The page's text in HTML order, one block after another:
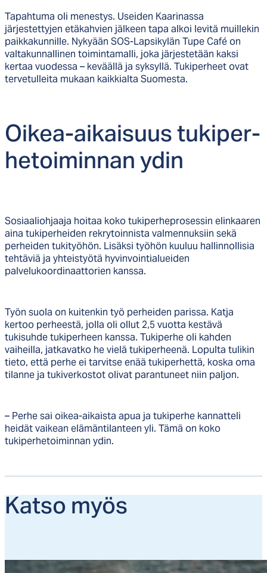
Tapahtuma oli menestys. Useiden Kaarinassa
järjestettyjen etäkahvien jälkeen tapa alkoi levitä muillekin
paikkakunnille. Nykyään SOS-Lapsikylän Tupe Café on
valtakunnallinen toimintamalli, joka järjestetään kaksi
kertaa vuodessa – keväällä ja syksyllä. Tukiperheet ovat
tervetulleita mukaan kaikkialta Suomesta.
Oi­kea-ai­kai­suus tu­ki­per­
he­toi­min­nan ydin
Sosiaaliohjaaja hoitaa koko tukiperheprosessin elinkaaren
aina tukiperheiden rekrytoinnista valmennuksiin sekä
perheiden tukityöhön. Lisäksi työhön kuuluu hallinnollisia
tehtäviä ja yhteistyötä hyvinvointialueiden
palvelukoordinaattorien kanssa.
Työn suola on kuitenkin työ perheiden parissa. Katja
kertoo perheestä, jolla oli ollut 2,5 vuotta kestävä
tukisuhde tukiperheen kanssa. Tukiperhe oli kahden
vaiheilla, jatkavatko he vielä tukiperheenä. Lopulta tulikin
tieto, että perhe ei tarvitse enää tukiperhettä, koska oma
tilanne ja tukiverkostot olivat parantuneet niin paljon.
– Perhe sai oikea-aikaista apua ja tukiperhe kannatteli
heidät vaikean elämäntilanteen yli. Tämä on koko
tukiperhetoiminnan ydin.
Kat­so myös